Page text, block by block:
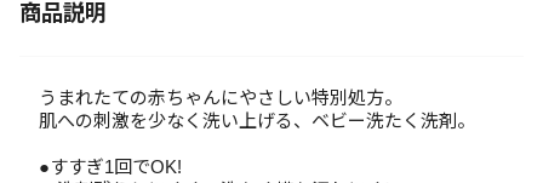
商品説明
うまれたての赤ちゃんにやさしい特別処方。
肌への刺激を少なく洗い上げる、ベビー洗たく洗剤。
●すすぎ1回でOK!